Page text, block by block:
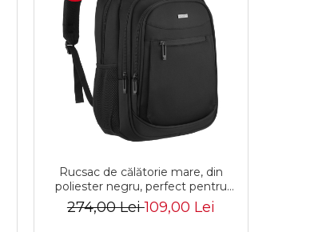
Rucsac de călătorie mare, din
poliester negru, perfect pentru
bagajul de mână - Rovicky PTR-
R-BHX-05-1020 BLACK
274,00 Lei109,00 Lei